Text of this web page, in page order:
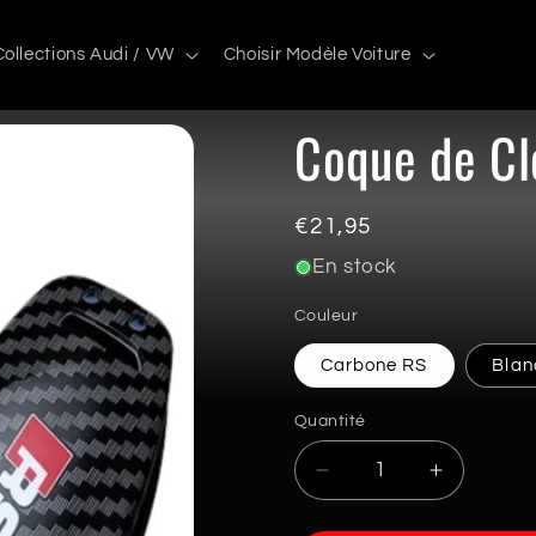
Audi / VW Choisir Modèle Voiture
Coque de
Prix
habituel
€21,95
En stock
Couleur
Carbone RS
Quantité
Quantité
Réduire
la
Augmenter
la